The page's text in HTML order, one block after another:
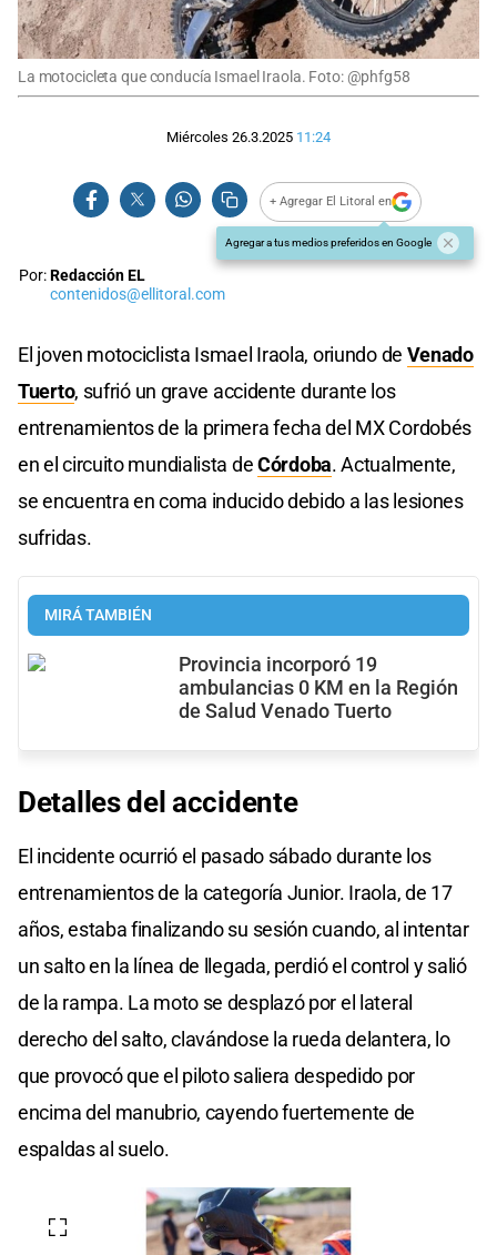
La motocicleta que conducía Ismael Iraola. Foto: @phfg58
Miércoles 26.3.2025 11:24
+ Agregar El Litoral en
Agregar a tus medios preferidos en Google
Por:Redacción EL
contenidos@ellitoral.com
El joven motociclista Ismael Iraola, oriundo de Venado
Tuerto, sufrió un grave accidente durante los
entrenamientos de la primera fecha del MX Cordobés
en el circuito mundialista deCórdoba. Actualmente,
se encuentra en coma inducido debido a las lesiones
sufridas.
MIRÁ TAMBIÉN
Provincia incorporó 19
ambulancias 0 KM en la Región
de Salud Venado Tuerto
Detalles del accidente
El incidente ocurrió el pasado sábado durante los
entrenamientos de la categoría Junior. Iraola, de 17
años, estaba finalizando su sesión cuando, al intentar
un salto en la línea de llegada, perdió el control y salió
de la rampa. La moto se desplazó por el lateral
derecho del salto, clavándose la rueda delantera, lo
que provocó que el piloto saliera despedido por
encima del manubrio, cayendo fuertemente de
espaldas al suelo.